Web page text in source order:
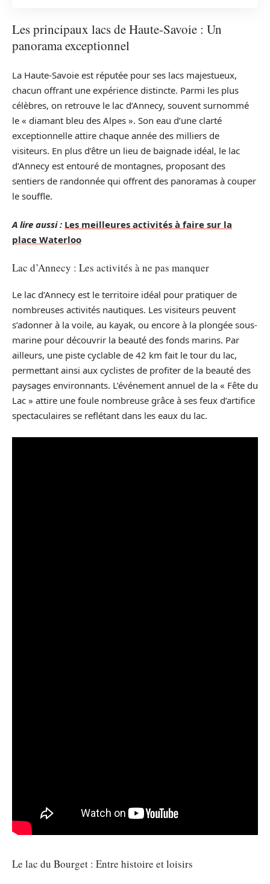
Les principaux lacs de Haute-Savoie : Un
panorama exceptionnel
La Haute-Savoie est réputée pour ses lacs majestueux,
chacun offrant une expérience distincte. Parmi les plus
célèbres, on retrouve le lac d’Annecy, souvent surnommé
le « diamant bleu des Alpes ». Son eau d’une clarté
exceptionnelle attire chaque année des milliers de
visiteurs. En plus d’être un lieu de baignade idéal, le lac
d’Annecy est entouré de montagnes, proposant des
sentiers de randonnée qui offrent des panoramas à couper
le souffle.
A lire aussi : Les meilleures activités à faire sur la
place Waterloo
Lac d’Annecy : Les activités à ne pas manquer
Le lac d’Annecy est le territoire idéal pour pratiquer de
nombreuses activités nautiques. Les visiteurs peuvent
s’adonner à la voile, au kayak, ou encore à la plongée sous-
marine pour découvrir la beauté des fonds marins. Par
ailleurs, une piste cyclable de 42 km fait le tour du lac,
permettant ainsi aux cyclistes de profiter de la beauté des
paysages environnants. L’événement annuel de la « Fête du
Lac » attire une foule nombreuse grâce à ses feux d’artifice
spectaculaires se reflétant dans les eaux du lac.
Le lac du Bourget : Entre histoire et loisirs